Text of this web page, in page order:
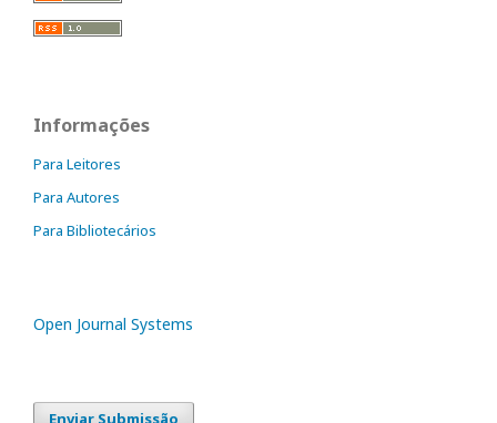
Informações
Para Leitores
Para Autores
Para Bibliotecários
Open Journal Systems
Enviar Submissão